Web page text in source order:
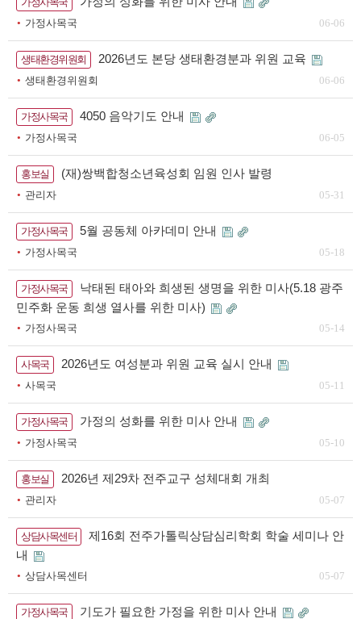
가정사목국 06-06
생태환경위원회 2026년도 본당 생태환경분과 위원 교육
생태환경위원회 06-06
가정사목국 4050 음악기도 안내
가정사목국 06-05
홍보실 (재)쌍백합청소년육성회 임원 인사 발령
관리자 05-31
가정사목국 5월 공동체 아카데미 안내
가정사목국 05-18
가정사목국
낙태된 태아와 희생된 생명을 위한 미사(5.18 광주
민주화 운동 희생 열사를 위한 미사)
가정사목국 05-14
사목국 2026년도 여성분과 위원 교육 실시 안내
사목국 05-11
가정사목국 가정의 성화를 위한 미사 안내
가정사목국 05-10
홍보실 2026년 제29차 전주교구 성체대회 개최
관리자 05-07
상담사목센터
제16회 전주가톨릭상담심리학회 학술 세미나 안
내
상담사목센터 05-07
가정사목국 기도가 필요한 가정을 위한 미사 안내